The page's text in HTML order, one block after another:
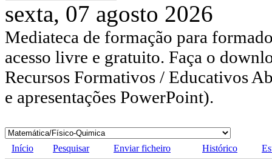
sexta, 07 agosto 2026
Mediateca de formação para
acesso livre e gratuito. Faça o
Recursos Formativos / Educativos
e apresentações PowerPoint).
Início Pesquisar Enviar ficheiro Histórico